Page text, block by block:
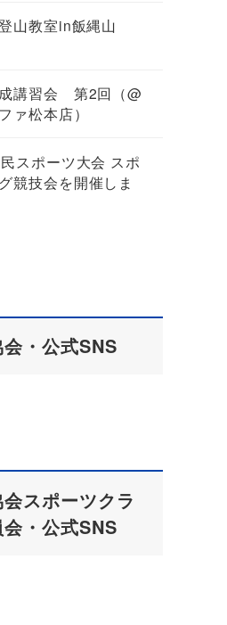
山教室in飯縄山
講習会 第2回（@
ァ松本店）
スポーツ大会 スポ
競技会を開催しま
・公式SNS
スポーツクラ
・公式SNS